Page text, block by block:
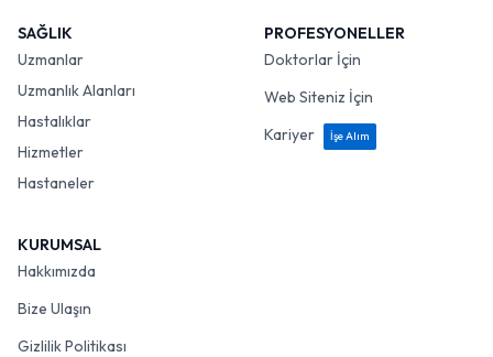
SAĞLIK
Uzmanlar
Uzmanlık Alanları
Hastalıklar
Hizmetler
Hastaneler
PROFESYONELLER
Doktorlar İçin
Web Siteniz İçin
Kariyer
İşe Alım
KURUMSAL
Hakkımızda
Bize Ulaşın
Gizlilik Politikası